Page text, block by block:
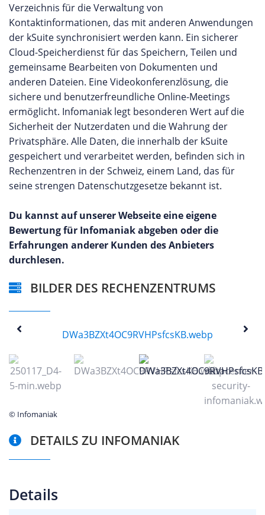
Verzeichnis für die Verwaltung von
Kontaktinformationen, das mit anderen Anwendungen
der kSuite synchronisiert werden kann. Ein sicherer
Cloud-Speicherdienst für das Speichern, Teilen und
gemeinsame Bearbeiten von Dokumenten und
anderen Dateien. Eine Videokonferenzlösung, die
sichere und benutzerfreundliche Online-Meetings
ermöglicht. Infomaniak legt besonderen Wert auf die
Sicherheit der Nutzerdaten und die Wahrung der
Privatsphäre. Alle Daten, die innerhalb der kSuite
gespeichert und verarbeitet werden, befinden sich in
Rechenzentren in der Schweiz, einem Land, das für
seine strengen Datenschutzgesetze bekannt ist.
Du kannst auf unserer Webseite eine eigene
Bewertung für Infomaniak abgeben oder die
Erfahrungen anderer Kunden des Anbieters
durchlesen.
BILDER DES RECHENZENTRUMS
© Infomaniak
DETAILS ZU INFOMANIAK
Details